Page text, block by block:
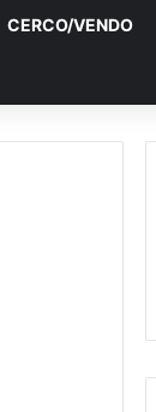
CERCO/VENDO